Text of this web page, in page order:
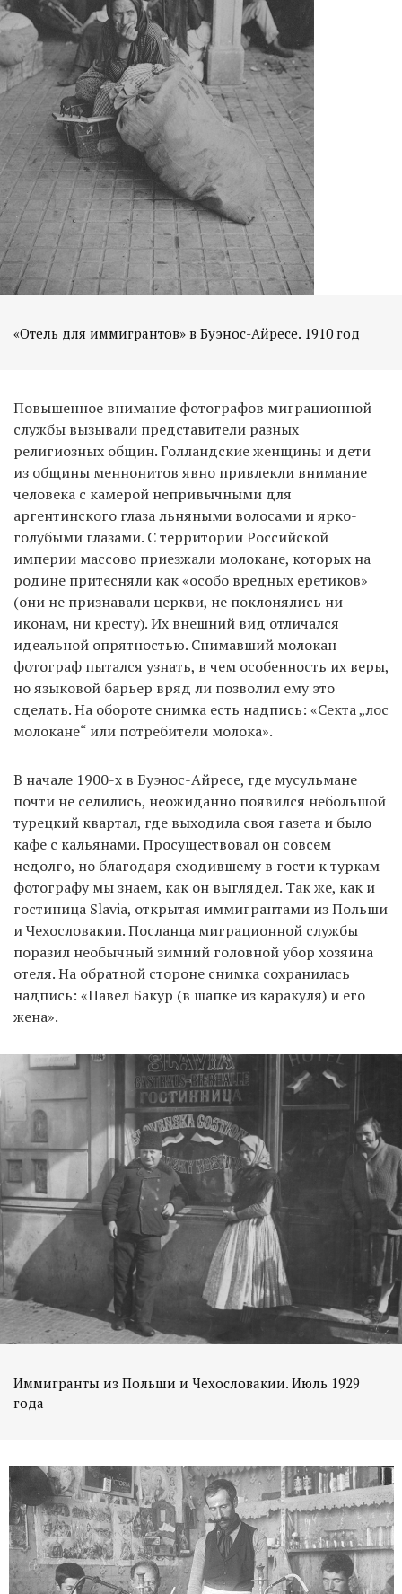
«Отель для иммигрантов» в Буэнос-Айресе. 1910 год
Повышенное внимание фотографов миграционной
службы вызывали представители разных
религиозных общин. Голландские женщины и дети
из общины меннонитов явно привлекли внимание
человека с камерой непривычными для
аргентинского глаза льняными волосами и ярко-
голубыми глазами. С территории Российской
империи массово приезжали молокане, которых на
родине притесняли как «особо вредных еретиков»
(они не признавали церкви, не поклонялись ни
иконам, ни кресту). Их внешний вид отличался
идеальной опрятностью. Снимавший молокан
фотограф пытался узнать, в чем особенность их веры,
но языковой барьер вряд ли позволил ему это
сделать. На обороте снимка есть надпись: «Секта „лос
молокане“ или потребители молока».
В начале 1900-х в Буэнос-Айресе, где мусульмане
почти не селились, неожиданно появился небольшой
турецкий квартал, где выходила своя газета и было
кафе с кальянами. Просуществовал он совсем
недолго, но благодаря сходившему в гости к туркам
фотографу мы знаем, как он выглядел. Так же, как и
гостиница Slavia, открытая иммигрантами из Польши
и Чехословакии. Посланца миграционной службы
поразил необычный зимний головной убор хозяина
отеля. На обратной стороне снимка сохранилась
надпись: «Павел Бакур (в шапке из каракуля) и его
жена».
Иммигранты из Польши и Чехословакии. Июль 1929
года